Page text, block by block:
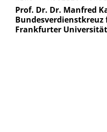
Prof. Dr. Dr. Manfred
Bundesverdienstkreuz
Frankfurter